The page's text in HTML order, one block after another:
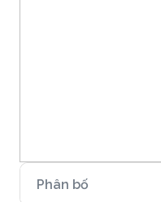
Phân bố